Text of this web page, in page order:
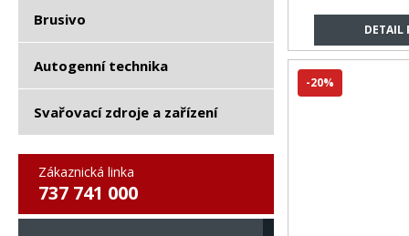
Brusivo
Autogenní technika
Svařovací zdroje a zařízení
Zákaznická linka
737 741 000
DETAIL
-20%